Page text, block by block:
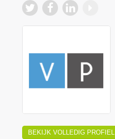
BEKIJK VOLLEDIG PROFIEL